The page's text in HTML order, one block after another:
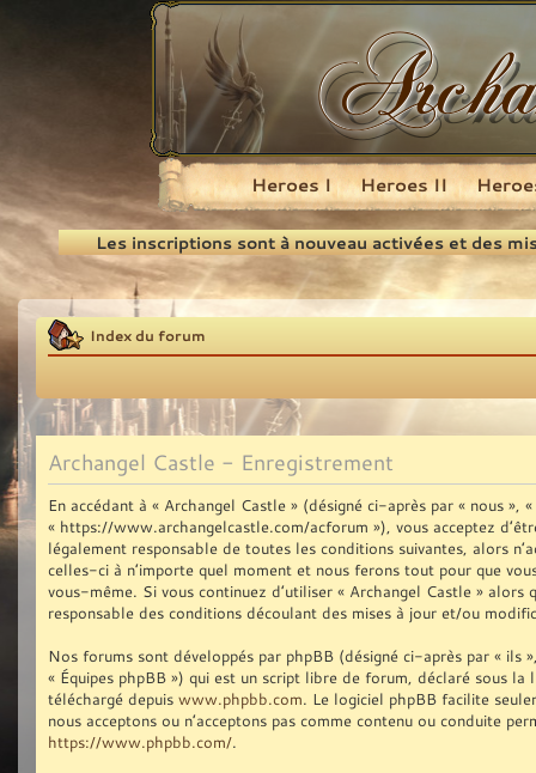
Recherche
Heroes I Heroes II
Les inscriptions sont à nouveau activées et des
Index du forum
Archangel Castle - Enregistrement
En accédant à « Archangel Castle » (désigné ci-après par « nous »,
« https://www.archangelcastle.com/acforum »), vous acceptez
légalement responsable de toutes les conditions suivantes, alors
celles-ci à n’importe quel moment et nous ferons tout pour que
vous-même. Si vous continuez d’utiliser « Archangel Castle »
responsable des conditions découlant des mises à jour et/ou
Nos forums sont développés par phpBB (désigné ci-après par « ils
« Équipes phpBB ») qui est un script libre de forum, déclaré sous la
téléchargé depuis www.phpbb.com. Le logiciel phpBB facilite
nous acceptons ou n’acceptons pas comme contenu ou conduite
https://www.phpbb.com/.